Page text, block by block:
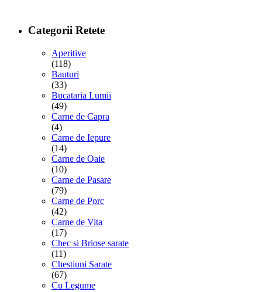
Categorii Retete
Aperitive
(118)
Bauturi
(33)
Bucataria Lumii
(49)
Carne de Capra
(4)
Carne de Iepure
(14)
Carne de Oaie
(10)
Carne de Pasare
(79)
Carne de Porc
(42)
Carne de Vita
(17)
Chec si Briose sarate
(11)
Chestiuni Sarate
(67)
Cu Legume